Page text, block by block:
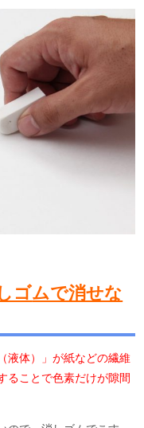
ゴムで消せな
液体）」が紙などの繊維
ることで色素だけが隙間